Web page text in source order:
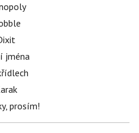
jména
prosím!